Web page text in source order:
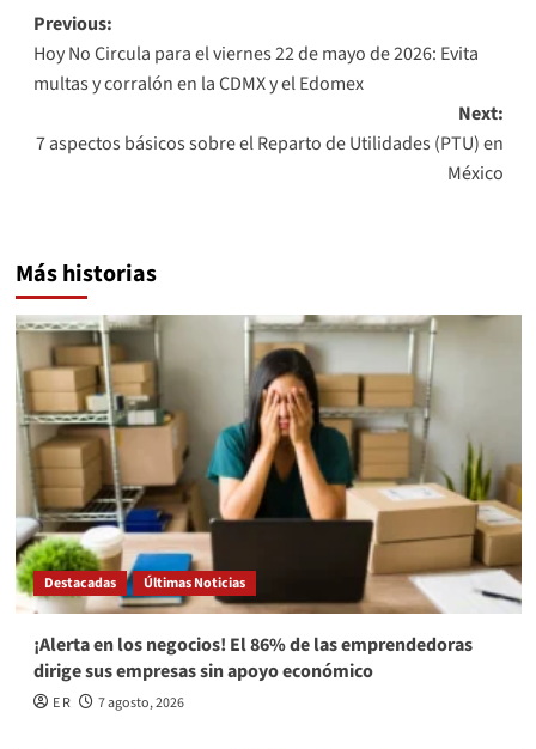
Post
navigation
Previous:
Hoy No Circula para el viernes 22 de mayo de 2026: Evita
multas y corralón en la CDMX y el Edomex
Next:
7 aspectos básicos sobre el Reparto de Utilidades (PTU) en
México
Más historias
Destacadas Últimas Noticias
¡Alerta en los negocios! El 86% de las emprendedoras
dirige sus empresas sin apoyo económico
E R 7 agosto, 2026